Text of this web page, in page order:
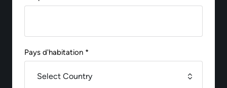
Pays d'habitation *